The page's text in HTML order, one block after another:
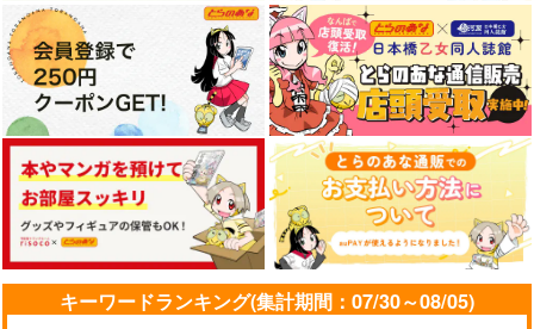
キーワードランキング(集計期間：07/30～08/05)